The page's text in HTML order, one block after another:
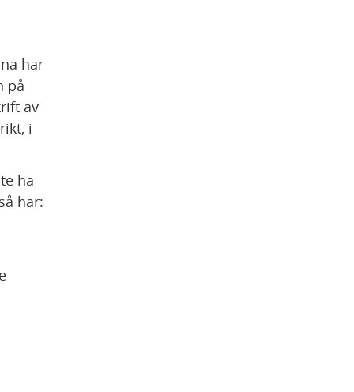
har
på
av
i
ha
här: